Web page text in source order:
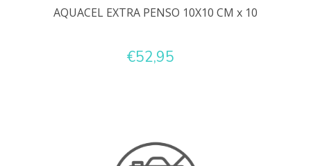
AQUACEL EXTRA PENSO 10X10 CM x 10
€52,95